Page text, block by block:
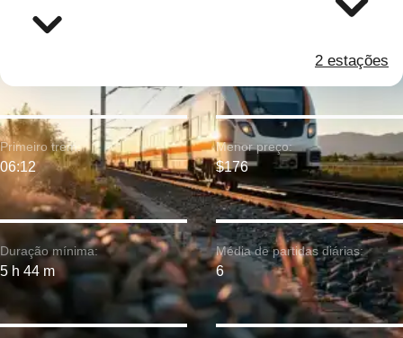
2 estações
Duração mínima:
5 h 44 m
Primeiro trem:
06:12
Menor preço:
$176
Média de partidas diárias:
6